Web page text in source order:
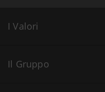
I Valori
Il Gruppo